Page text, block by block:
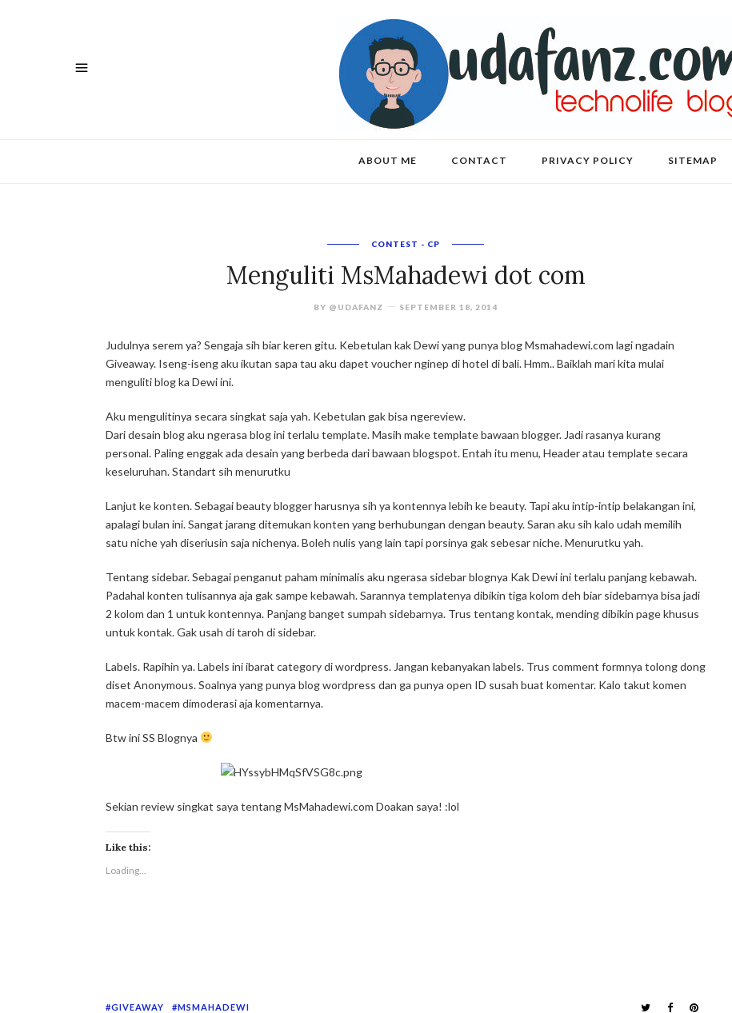
ABOUT ME CONTACT PRIVACY POLICY SITEMAP
CONTEST - CP
Menguliti MsMahadewi dot com
BY @UDAFANZ SEPTEMBER 18, 2014
Judulnya serem ya? Sengaja sih biar keren gitu. Kebetulan kak Dewi yang punya blog Msmahadewi.com lagi ngadain
Giveaway. Iseng-iseng aku ikutan sapa tau aku dapet voucher nginep di hotel di bali. Hmm.. Baiklah mari kita mulai
menguliti blog ka Dewi ini.
Aku mengulitinya secara singkat saja yah. Kebetulan gak bisa ngereview.
Dari desain blog aku ngerasa blog ini terlalu template. Masih make template bawaan blogger. Jadi rasanya kurang
personal. Paling enggak ada desain yang berbeda dari bawaan blogspot. Entah itu menu, Header atau template secara
keseluruhan. Standart sih menurutku
Lanjut ke konten. Sebagai beauty blogger harusnya sih ya kontennya lebih ke beauty. Tapi aku intip-intip belakangan ini,
apalagi bulan ini. Sangat jarang ditemukan konten yang berhubungan dengan beauty. Saran aku sih kalo udah memilih
satu niche yah diseriusin saja nichenya. Boleh nulis yang lain tapi porsinya gak sebesar niche. Menurutku yah.
Tentang sidebar. Sebagai penganut paham minimalis aku ngerasa sidebar blognya Kak Dewi ini terlalu panjang kebawah.
Padahal konten tulisannya aja gak sampe kebawah. Sarannya templatenya dibikin tiga kolom deh biar sidebarnya bisa jadi
2 kolom dan 1 untuk kontennya. Panjang banget sumpah sidebarnya. Trus tentang kontak, mending dibikin page khusus
untuk kontak. Gak usah di taroh di sidebar.
Labels. Rapihin ya. Labels ini ibarat category di wordpress. Jangan kebanyakan labels. Trus comment formnya tolong dong
diset Anonymous. Soalnya yang punya blog wordpress dan ga punya open ID susah buat komentar. Kalo takut komen
macem-macem dimoderasi aja komentarnya.
Btw ini SS Blognya
Sekian review singkat saya tentang MsMahadewi.com Doakan saya! :lol
Like this:
Loading...
GIVEAWAY MSMAHADEWI